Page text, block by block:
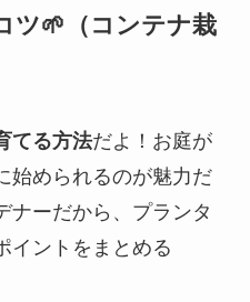
ツ🌱（コンテナ栽
てる方法だよ！お庭が
始められるのが魅力だ
ナーだから、プランタ
イントをまとめる